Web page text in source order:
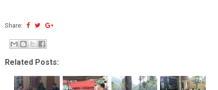
Share:
Related Posts: